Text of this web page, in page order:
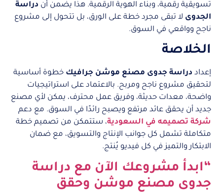
تسويقية رقمية، وبناء الهوية الرقمية. هذا يضمن أن دراسة
الجدوى لا تبقى مجرد خطة على الورق، بل تتحول إلى مشروع
ناجح وواقعي في السوق.
الخلاصة
إعداد دراسة جدوى مصنع موشن جرافيك خطوة أساسية
لتحقيق مشروع ناجح ومربح. بالاعتماد على استراتيجيات
واضحة، معدات حديثة، وفريق عمل محترف، يمكن لأي مصنع
جديد أن يحقق عائد مرتفع ويصبح رائدًا في السوق. مع دعم
شركة تصميمه في السعودية، ستتمكن من تصميم خطة
متكاملة تشمل كل جوانب الإنتاج والتسويق، مع ضمان
الابتكار والتميز في كل فيديو يُنتج.
“ابدأ مشروعك الآن مع دراسة
جدوى مصنع موشن وحقق